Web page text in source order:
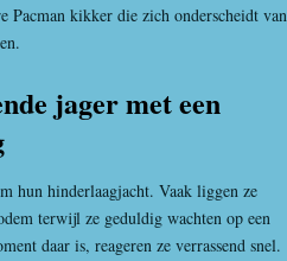
Pacman kikker die zich onderscheidt van
jager met een
hun hinderlaagjacht. Vaak liggen ze
terwijl ze geduldig wachten op een
daar is, reageren ze verrassend snel.